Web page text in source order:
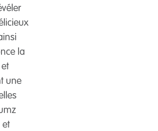
la
une
et